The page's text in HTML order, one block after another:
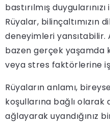
bastırılmış
Rüyalar, bilinçaltımızın
deneyimleri yansıtabilir.
bazen gerçek yaşamda
veya stres faktörlerine
Rüyaların anlamı,
koşullarına bağlı olarak
ağlayarak uyandığınız